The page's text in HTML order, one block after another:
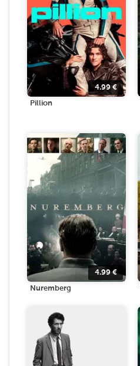
4.99€
Pillion
4.99€
Nuremberg